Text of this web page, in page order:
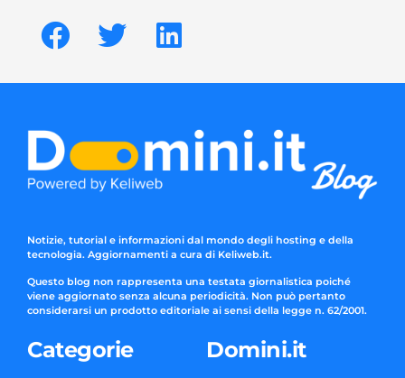
Notizie, tutorial e informazioni dal mondo degli hosting e della
tecnologia. Aggiornamenti a cura di Keliweb.it.
Questo blog non rappresenta una testata giornalistica poiché
viene aggiornato senza alcuna periodicità. Non può pertanto
considerarsi un prodotto editoriale ai sensi della legge n. 62/2001.
Categorie Domini.it